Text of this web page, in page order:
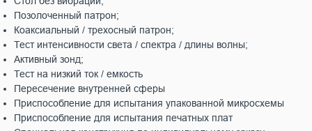
Позолоченный патрон;
Коаксиальный / трехосный патрон;
Тест интенсивности света / спектра / длины волны;
Активный зонд;
Тест на низкий ток / емкость
Пересечение внутренней сферы
Приспособление для испытания упакованной микросхемы
Приспособление для испытания печатных плат